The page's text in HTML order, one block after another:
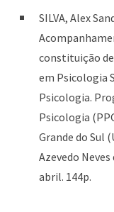
SILVA, Alex
constituição
em Psicologia
Psicologia.
Psicologia
Grande do Sul
Azevedo
abril. 144p.